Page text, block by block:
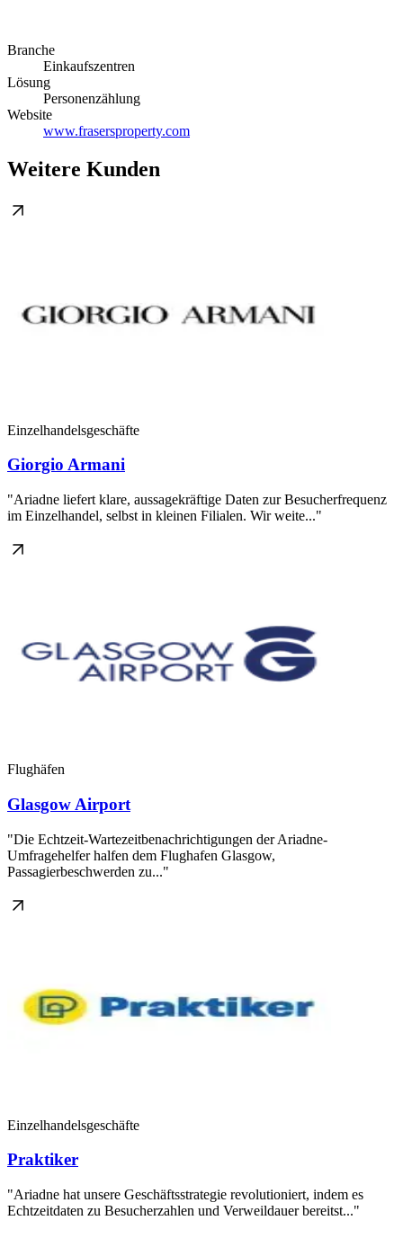
Branche
Einkaufszentren
Lösung
Personenzählung
Website
www.frasersproperty.com
Weitere Kunden
Einzelhandelsgeschäfte
Giorgio Armani
"Ariadne liefert klare, aussagekräftige Daten zur Besucherfrequenz
im Einzelhandel, selbst in kleinen Filialen. Wir weite..."
Flughäfen
Glasgow Airport
"Die Echtzeit-Wartezeitbenachrichtigungen der Ariadne-
Umfragehelfer halfen dem Flughafen Glasgow,
Passagierbeschwerden zu..."
Einzelhandelsgeschäfte
Praktiker
"Ariadne hat unsere Geschäftsstrategie revolutioniert, indem es
Echtzeitdaten zu Besucherzahlen und Verweildauer bereitst..."